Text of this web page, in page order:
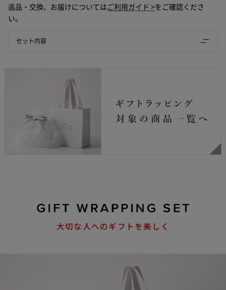
返品・交換、お届けについては ご利用ガイド >をご確認くださ
い。
セット内容
大切な人へのギフトを美しく